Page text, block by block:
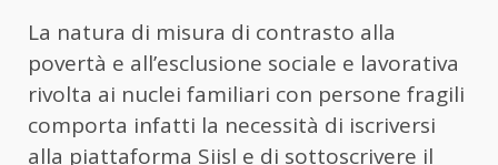
La natura di misura di contrasto alla
povertà e all’esclusione sociale e lavorativa
rivolta ai nuclei familiari con persone fragili
comporta infatti la necessità di iscriversi
alla piattaforma Siisl e di sottoscrivere il